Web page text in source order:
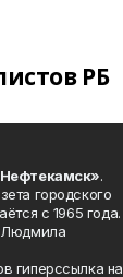
РБ
.
городского
с 1965 года.
Людмила
гиперссылка на